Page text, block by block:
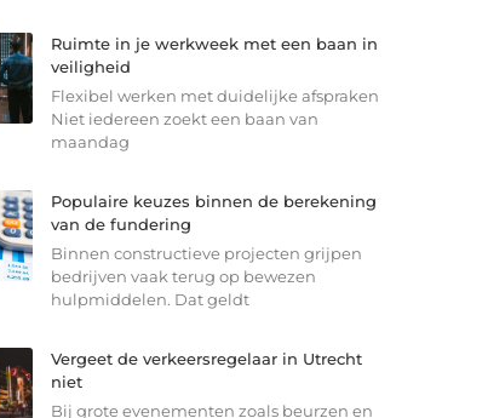
Ruimte in je werkweek met een baan in
veiligheid
Flexibel werken met duidelijke afspraken
Niet iedereen zoekt een baan van
maandag
Populaire keuzes binnen de berekening
van de fundering
Binnen constructieve projecten grijpen
bedrijven vaak terug op bewezen
hulpmiddelen. Dat geldt
Vergeet de verkeersregelaar in Utrecht
niet
Bij grote evenementen zoals beurzen en